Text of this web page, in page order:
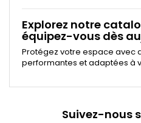
Explorez notre
équipez-vous dès
Protégez votre espace avec
performantes et adaptées à
Suivez-nous